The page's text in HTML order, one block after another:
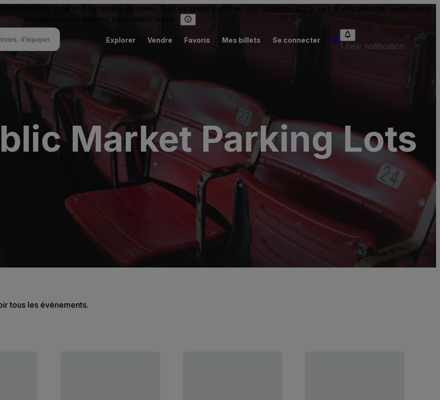
domaines de l’achat et de la revente de billets. Tous les achats confirmés sont garantis à 100 %
. Le prix des billets de revente peut
être supérieur ou inférieur à leur valeur faciale.
Explorer Vendre Favoris Mes billets Se connecter
1 new notification
Market Parking Lots
tous les événements.